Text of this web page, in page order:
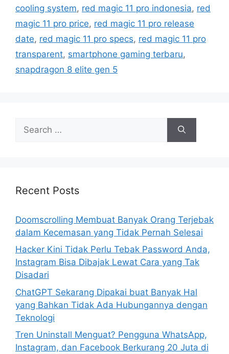
r
e
s
cooling system, red magic 11 pro indonesia, red
magic 11 pro price, red magic 11 pro release
date, red magic 11 pro specs, red magic 11 pro
transparent, smartphone gaming terbaru,
snapdragon 8 elite gen 5
h
r
:
Recent Posts
Doomscrolling Membuat Banyak Orang Terjebak
dalam Kecemasan yang Tidak Pernah Selesai
Hacker Kini Tidak Perlu Tebak Password Anda,
Instagram Bisa Dibajak Lewat Cara yang Tak
Disadari
ChatGPT Sekarang Dipakai buat Banyak Hal
yang Bahkan Tidak Ada Hubungannya dengan
Teknologi
Tren Uninstall Menguat? Pengguna WhatsApp,
Instagram, dan Facebook Berkurang 20 Juta di